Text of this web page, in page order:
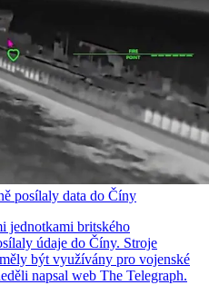
posílaly data do Číny
jednotkami britského
údaje do Číny. Stroje
být využívány pro vojenské
napsal web The Telegraph.